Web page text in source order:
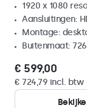
1920 x 1080
Aansluitingen:
Montage:
Buitenmaat:
€ 599,00
€ 724,79 incl. btw